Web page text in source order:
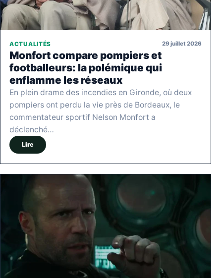
ACTUALITÉS 29 juillet 2026
Monfort compare pompiers et
footballeurs: la polémique qui
enflamme les réseaux
En plein drame des incendies en Gironde, où deux
pompiers ont perdu la vie près de Bordeaux, le
commentateur sportif Nelson Monfort a
déclenché…
Lire